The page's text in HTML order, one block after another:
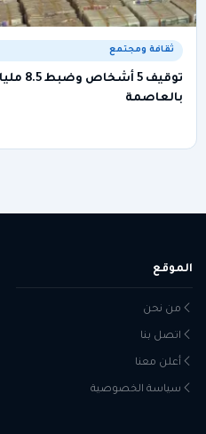
ثقافة ومجتمع
توقيف 5
بالعاصمة
الموقع
من نحن
اتصل بنا
أعلن معنا
سياسة الخصوصية